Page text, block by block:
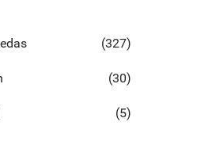
(327)
(30)
(5)